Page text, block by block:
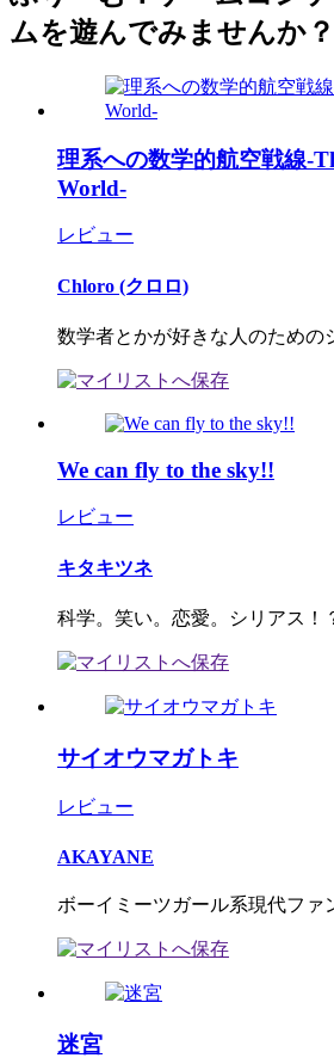
ムを遊んでみませんか？
理系への数学的航空戦線-
World-
レビュー
Chloro (クロロ)
数学者とかが好きな人のための
We can fly to the sky!!
レビュー
キタキツネ
科学。笑い。恋愛。シリアス！
サイオウマガトキ
レビュー
AKAYANE
ボーイミーツガール系現代ファ
迷宮